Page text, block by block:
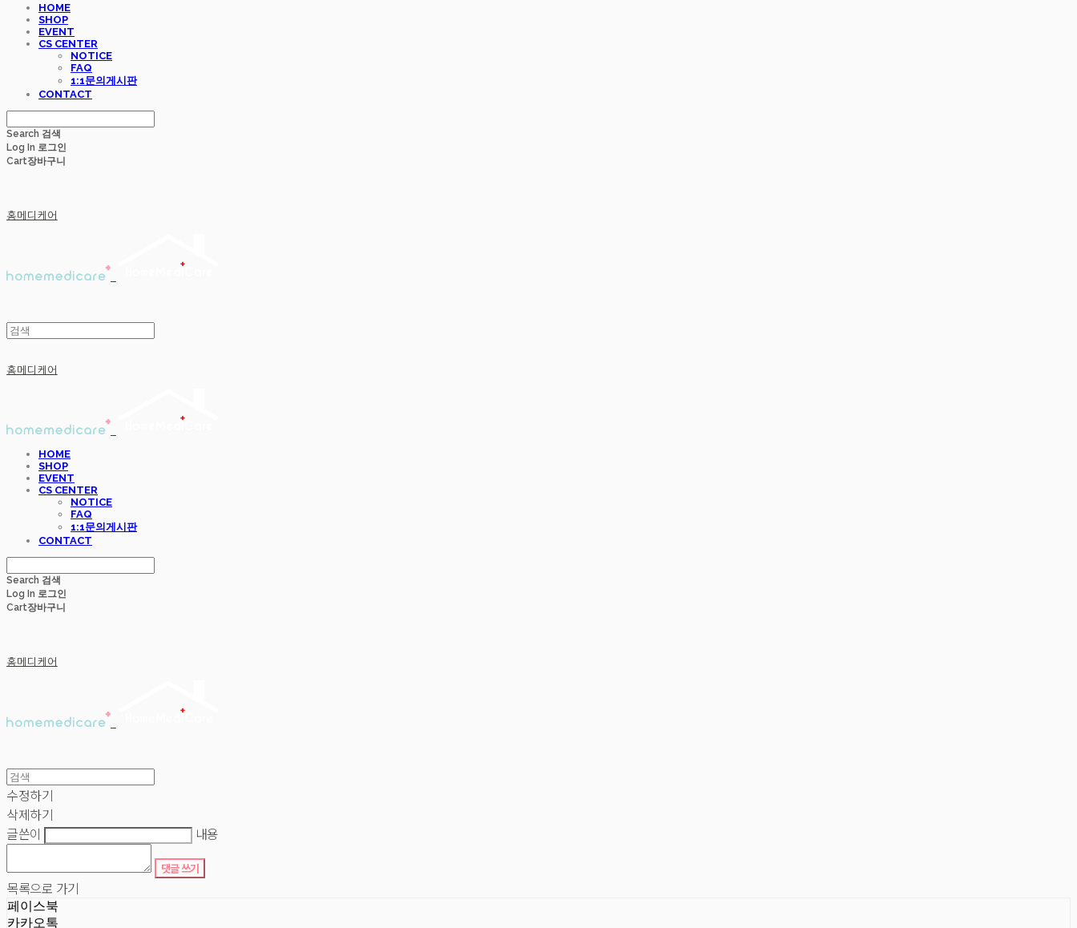
HOME
SHOP
EVENT
CS CENTER
NOTICE
FAQ
1:1문의게시판
CONTACT
Search 검색
Log In 로그인
Cart장바구니
홈메디케어
홈메디케어
HOME
SHOP
EVENT
CS CENTER
NOTICE
FAQ
1:1문의게시판
CONTACT
Search 검색
Log In 로그인
Cart장바구니
홈메디케어
수정하기
삭제하기
글쓴이
내용
댓글 쓰기
목록으로 가기
페이스북
카카오톡